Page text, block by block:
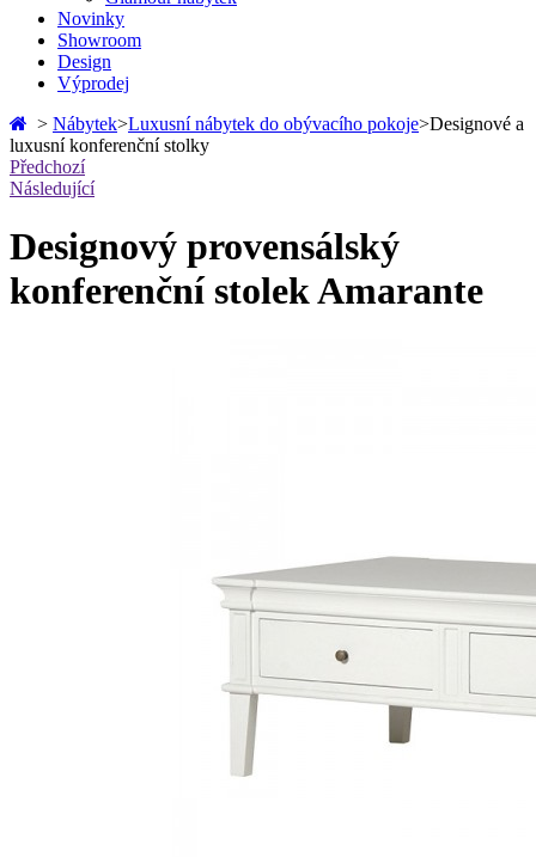
Novinky
Showroom
Design
Výprodej
> Nábytek>Luxusní nábytek do obývacího pokoje>Designové a
luxusní konferenční stolky
Předchozí
Následující
Designový provensálský
konferenční stolek Amarante